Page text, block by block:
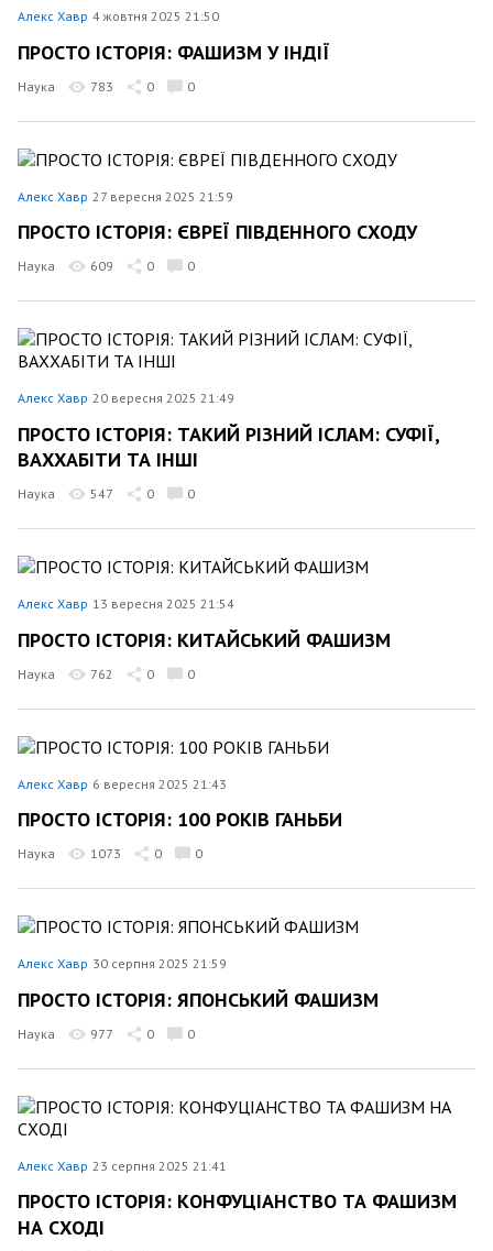
Алекс Хавр 4 жовтня 2025 21:50
ПРОСТО ІСТОРІЯ: ФАШИЗМ У ІНДІЇ
Наука 783 0 0
Алекс Хавр 27 вересня 2025 21:59
ПРОСТО ІСТОРІЯ: ЄВРЕЇ ПІВДЕННОГО СХОДУ
Наука 609 0 0
Алекс Хавр 20 вересня 2025 21:49
ПРОСТО ІСТОРІЯ: ТАКИЙ РІЗНИЙ ІСЛАМ: СУФІЇ,
ВАХХАБІТИ ТА ІНШІ
Наука 547 0 0
Алекс Хавр 13 вересня 2025 21:54
ПРОСТО ІСТОРІЯ: КИТАЙСЬКИЙ ФАШИЗМ
Наука 762 0 0
Алекс Хавр 6 вересня 2025 21:43
ПРОСТО ІСТОРІЯ: 100 РОКІВ ГАНЬБИ
Наука 1073 0 0
Алекс Хавр 30 серпня 2025 21:59
ПРОСТО ІСТОРІЯ: ЯПОНСЬКИЙ ФАШИЗМ
Наука 977 0 0
Алекс Хавр 23 серпня 2025 21:41
ПРОСТО ІСТОРІЯ: КОНФУЦІАНСТВО ТА ФАШИЗМ
НА СХОДІ